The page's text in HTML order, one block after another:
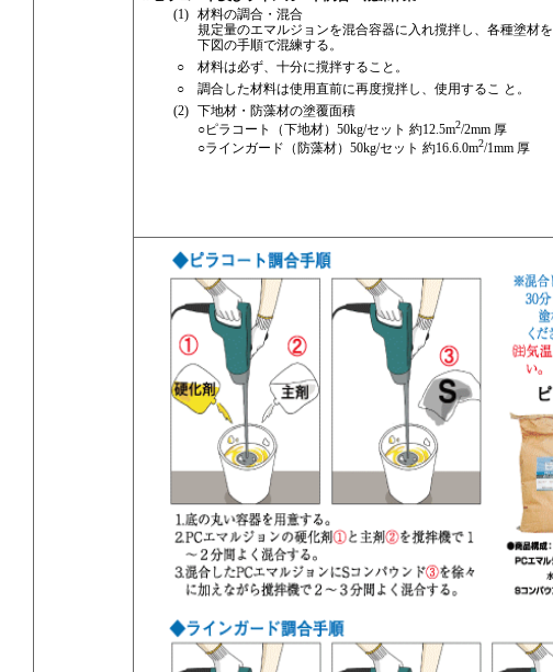
(1)
材料の調合・混合
規定量のエマルジョンを混合容器に入れ撹拌し、各種塗材を
下図の手順で混練する。
○
材料は必ず、十分に撹拌すること。
○
調合した材料は使用直前に再度撹拌し、使用するこ と。
(2)
下地材・防藻材の塗覆面積
○ピラコート（下地材）50kg/セット 約12.5m2/2mm 厚
○ラインガード（防藻材）50kg/セット 約16.6.0m2/1mm 厚